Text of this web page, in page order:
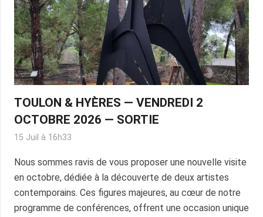
TOULON & HYÈRES — VENDREDI 2
OCTOBRE 2026 — SORTIE
15 Juil à 16h33
Nous sommes ravis de vous proposer une nouvelle visite
en octobre, dédiée à la découverte de deux artistes
contemporains. Ces figures majeures, au cœur de notre
programme de conférences, offrent une occasion unique